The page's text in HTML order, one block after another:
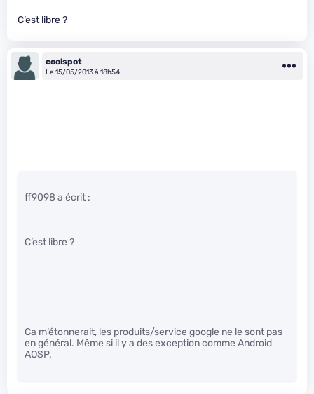
C’est libre ?
coolspot
Le 15/05/2013 à 18h54
ff9098 a écrit :
C’est libre ?
Ca m’étonnerait, les produits/service google ne le sont pas
en général. Même si il y a des exception comme Android
AOSP.